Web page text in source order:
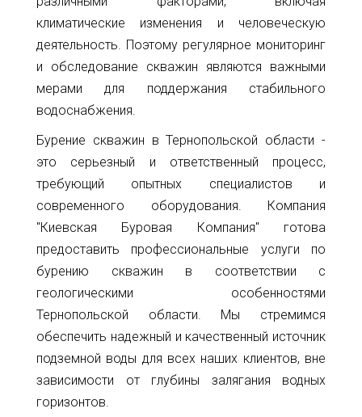
климатические изменения и человеческую
деятельность. Поэтому регулярное мониторинг
и обследование скважин являются важными
мерами для поддержания стабильного
водоснабжения.
Бурение скважин в Тернопольской области -
это серьезный и ответственный процесс,
требующий опытных специалистов и
современного оборудования. Компания
"Киевская Буровая Компания" готова
предоставить профессиональные услуги по
бурению скважин в соответствии с
геологическими особенностями
Тернопольской области. Мы стремимся
обеспечить надежный и качественный источник
подземной воды для всех наших клиентов, вне
зависимости от глубины залягания водных
горизонтов.